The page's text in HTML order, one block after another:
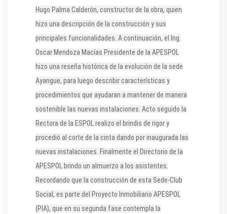
Hugo Palma Calderón, constructor de la obra, quien
hizo una descripción de la construcción y sus
principales funcionalidades. A continuación, el Ing.
Oscar Mendoza Macías Presidente de la APESPOL
hizo una reseña histórica de la evolución de la sede
Ayangue, para luego describir características y
procedimientos que ayudaran a mantener de manera
sostenible las nuevas instalaciones. Acto seguido la
Rectora de la ESPOL realizo el brindis de rigor y
procedió al corte de la cinta dando por inaugurada las
nuevas instalaciones. Finalmente el Directorio de la
APESPOL brindo un almuerzo a los asistentes.
Recordando que la construcción de esta Sede-Club
Social, es parte del Proyecto Inmobiliario APESPOL
(PIA), que en su segunda fase contempla la